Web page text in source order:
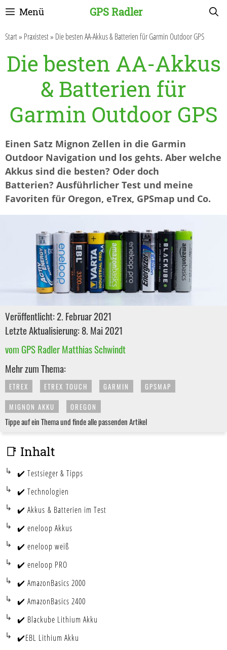
Zum
springen
GPS Radler
Menü
Start» Praxistest» Die besten AA-Akkus & Batterien für Garmin Outdoor GPS
Die besten AA-Akkus
& Batterien für
Garmin Outdoor GPS
Einen Satz Mignon Zellen in die Garmin
Outdoor Navigation und los gehts. Aber welche
Akkus sind die besten? Oder doch
Batterien? Ausführlicher Test und meine
Favoriten für Oregon, eTrex, GPSmap und Co.
Veröffentlicht: 2. Februar 2021
Letzte Aktualisierung: 8. Mai 2021
vom GPS Radler Matthias Schwindt
Mehr zum Thema:
ETREX ETREX TOUCH GARMIN
GPSMAP
MIGNON AKKU
OREGON
Tippe auf ein Thema und finde alle passenden Artikel
📑 Inhalt
✔️ Testsieger & Tipps
✔️ Technologien
✔️ Akkus & Batterien im Test
✔️ eneloop Akkus
✔️ eneloop weiß
✔️ eneloop PRO
✔️ AmazonBasics 2000
✔️ AmazonBasics 2400
✔️ Blackube Lithium Akku
✔️EBL Lithium Akku